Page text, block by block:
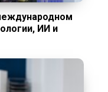
ИИ и